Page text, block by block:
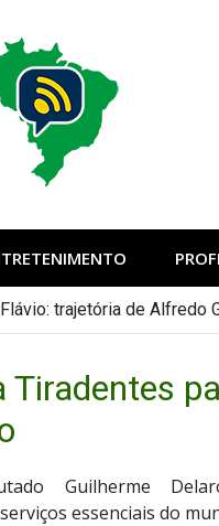
trajetória de Alfredo
Guilherme
essenciais do